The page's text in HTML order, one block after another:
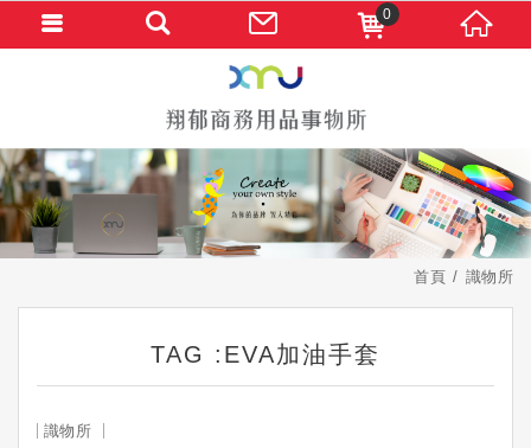
首頁 識物所
TAG :EVA加油手套
識物所
0